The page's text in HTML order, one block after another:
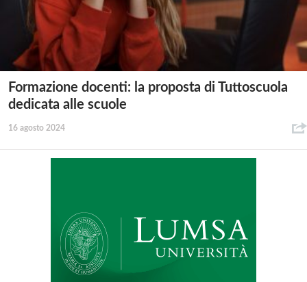
Formazione docenti: la proposta di Tuttoscuola
dedicata alle scuole
16 agosto 2024